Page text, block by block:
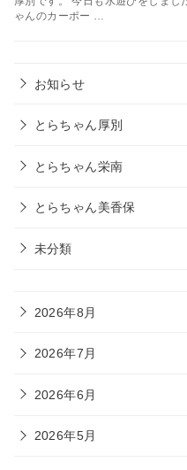
ゃんのカーポー …
お知らせ
とらちゃん厚別
とらちゃん栄南
とらちゃん美香保
未分類
2026年8月
2026年7月
2026年6月
2026年5月